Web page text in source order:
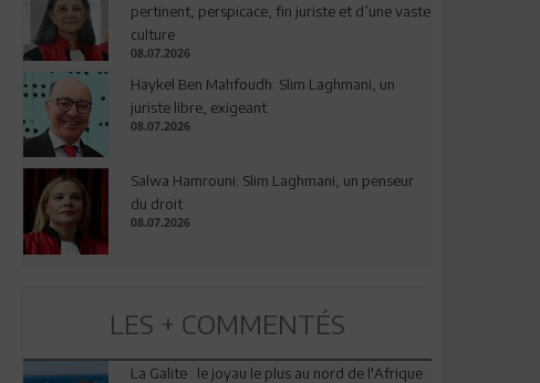
pertinent, perspicace, fin juriste et d’une vaste
culture
08.07.2026
Haykel Ben Mahfoudh: Slim Laghmani, un
juriste libre, exigeant
08.07.2026
Salwa Hamrouni: Slim Laghmani, un penseur
du droit
08.07.2026
LES + COMMENTÉS
La Galite : le joyau le plus au nord de l'Afrique